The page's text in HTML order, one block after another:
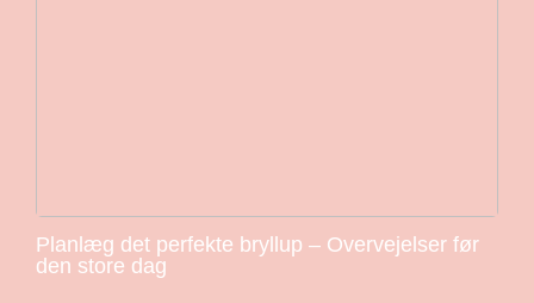
Planlæg det perfekte bryllup – Overvejelser før
den store dag